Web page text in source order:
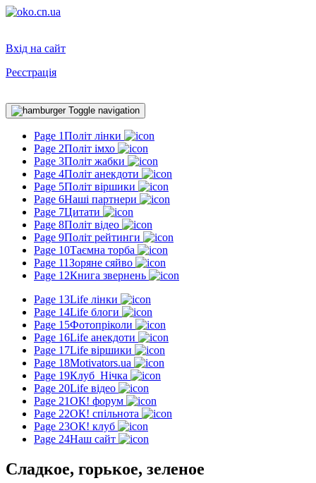
Вхід на сайт
Реєстрація
Toggle navigation
Page 1Політ лінки
Page 2Політ імхо
Page 3Політ жабки
Page 4Політ анекдоти
Page 5Політ віршики
Page 6Наші партнери
Page 7Цитати
Page 8Політ відео
Page 9Політ рейтинги
Page 10Таємна торба
Page 11Зоряне сяйво
Page 12Книга звернень
Page 13Life лінки
Page 14Life блоги
Page 15Фотопріколи
Page 16Life анекдоти
Page 17Life віршики
Page 18Motivators.ua
Page 19Клуб_Нічка
Page 20Life відео
Page 21ОК! форум
Page 22ОК! спільнота
Page 23ОК! клуб
Page 24Наш сайт
Сладкое, горькое, зеленое